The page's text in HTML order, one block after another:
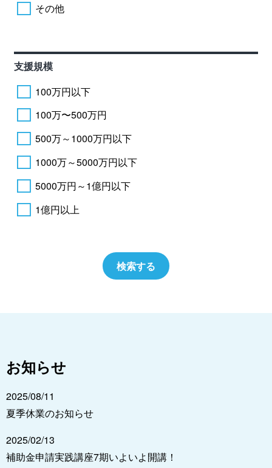
その他
支援規模
100万円以下
100万〜500万円
500万～1000万円以下
1000万～5000万円以下
5000万円～1億円以下
1億円以上
お知らせ
2025/08/11
夏季休業のお知らせ
2025/02/13
補助金申請実践講座7期いよいよ開講！